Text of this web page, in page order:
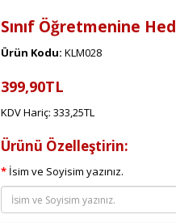
Sınıf Öğretmenine
Ürün Kodu: KLM028
399,90TL
KDV Hariç: 333,25TL
Ürünü Özelleştirin:
İsim ve Soyisim yazınız.